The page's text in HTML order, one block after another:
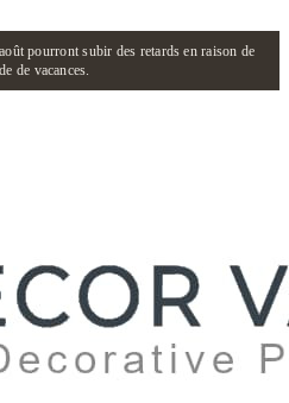
pourront subir des retards en raison de
de vacances.